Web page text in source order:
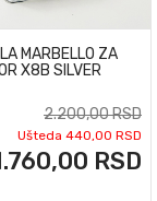
MARBELLO ZA
X8B SILVER
2.200,00 RSD
Ušteda 440,00 RSD
RSD